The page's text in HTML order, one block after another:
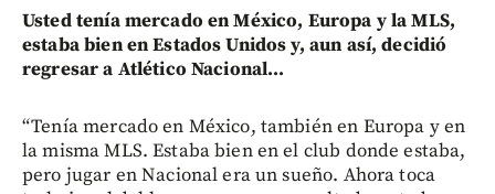
Usted tenía mercado en México, Europa y la MLS,
estaba bien en Estados Unidos y, aun así, decidió
regresar a Atlético Nacional...
“Tenía mercado en México, también en Europa y en
la misma MLS. Estaba bien en el club donde estaba,
pero jugar en Nacional era un sueño. Ahora toca